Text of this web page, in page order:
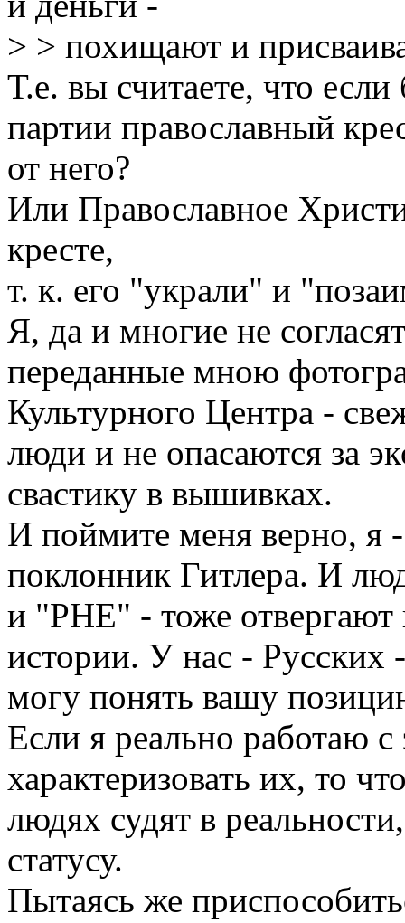
> > похищают и
Т.е. вы считаете, что
партии православный
от него?
Или Православное
кресте,
т. к. его "украли" и
Я, да и многие не
переданные мною
Культурного Центра -
люди и не опасаются за
свастику в вышивках.
И поймите меня верно, я
поклонник Гитлера. И
и "РНЕ" - тоже отвергают
истории. У нас - Русских
могу понять вашу
Если я реально работаю
характеризовать их, то
людях судят в
статусу.
Пытаясь же